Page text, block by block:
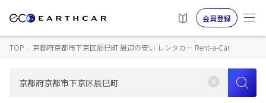
会員登録
TOP › 京都府京都市下京区辰巳町 周辺の安い レンタカー Rent-a-Car